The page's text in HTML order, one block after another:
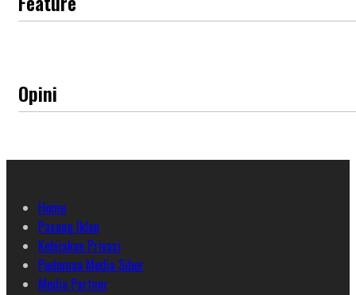
Opini
Home
Pasang Iklan
Kebijakan Privasi
Pedoman Media Siber
Media Partner